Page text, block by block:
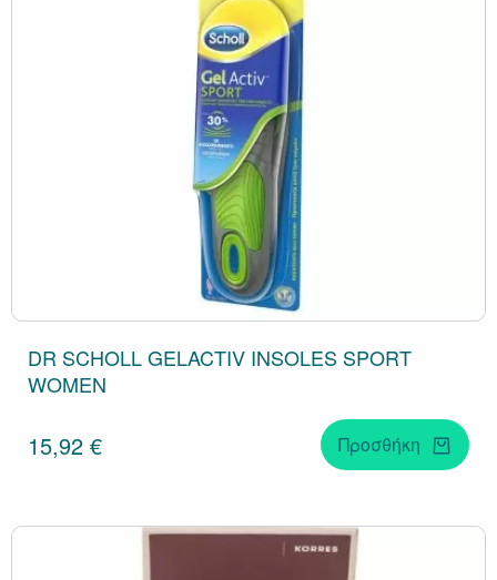
DR SCHOLL GELACTIV INSOLES SPORT
WOMEN
15,92 € Προσθήκη